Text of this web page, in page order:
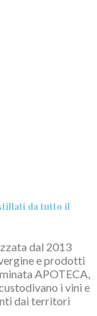
da tutto il
dal 2013
e prodotti
APOTECA,
i vini e
dai territori